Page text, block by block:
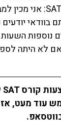
בני 17 -
נוספות
לא היתה
קורס SAT יחודי
עוד מעט,
.